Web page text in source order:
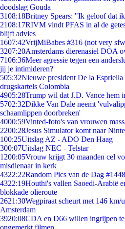
doodslag Gouda
3108:18Britney Spears: "Ik geloof dat
2108:17RIVM vindt PFAS in al de
blijft advies
1607:42VrijMiBabes #316 (not very
3207:20Amsterdams dierenasiel DOA
7106:36Meer agressie tegen een
jij je intimideren?
505:32Nieuwe president De la Espriella
drugskartels Colombia
4905:28Trump wil dat J.D. Vance hem
5702:32Dikke Van Dale neemt
schaamlippen doorbreken'
4000:59Vinted-foto's van vrouwen
2200:28Jesus Simulator komt naar
100:25Uitslag AZ - ADO Den Haag
300:07Uitslag NEC - Telstar
1200:05Vrouw krijgt 30 maanden cel
misdienaar in kerk
4322:22Random Pics van de Dag #1448
4322:19Houthi's vallen Saoedi-Arabië
blokkade olieroute
2621:30Wegpiraat scheurt met 146 km/
Amsterdam
3920:08CDA en D66 willen ingrijpen
ongemerkt filmen